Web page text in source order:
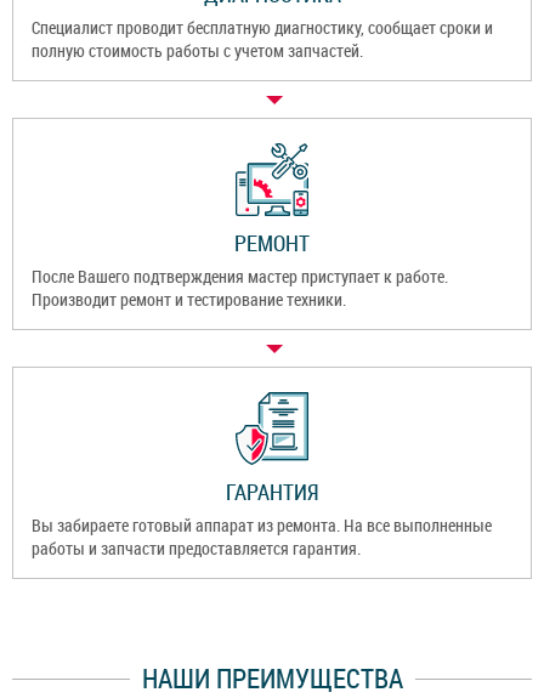
Специалист проводит бесплатную диагностику, сообщает сроки и
полную стоимость работы с учетом запчастей.
РЕМОНТ
После Вашего подтверждения мастер приступает к работе.
Производит ремонт и тестирование техники.
ГАРАНТИЯ
Вы забираете готовый аппарат из ремонта. На все выполненные
работы и запчасти предоставляется гарантия.
НАШИ ПРЕИМУЩЕСТВА